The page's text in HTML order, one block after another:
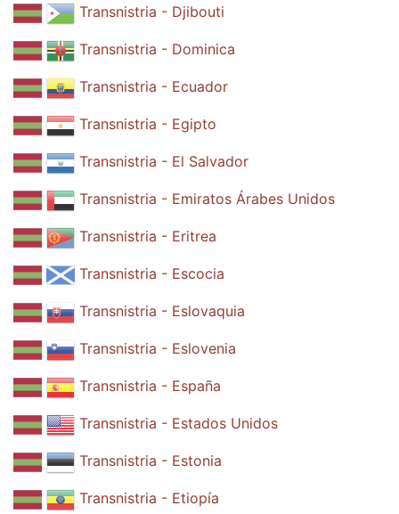
Transnistria - Djibouti
Transnistria - Dominica
Transnistria - Ecuador
Transnistria - Egipto
Transnistria - El Salvador
Transnistria - Emiratos Árabes Unidos
Transnistria - Eritrea
Transnistria - Escocia
Transnistria - Eslovaquia
Transnistria - Eslovenia
Transnistria - España
Transnistria - Estados Unidos
Transnistria - Estonia
Transnistria - Etiopía